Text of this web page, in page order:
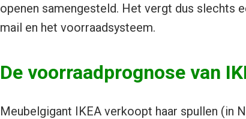
openen samengesteld. Het vergt dus slechts
mail en het voorraadsysteem.
De voorraadprognose van
Meubelgigant IKEA verkoopt haar spullen (in